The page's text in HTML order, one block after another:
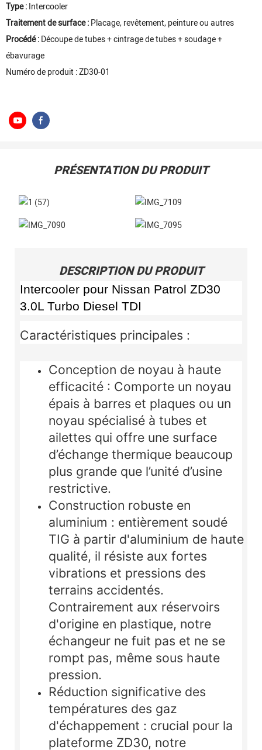
Type :Intercooler
Traitement de surface :Placage, revêtement, peinture ou autres
Procédé :Découpe de tubes + cintrage de tubes + soudage +
ébavurage
Numéro de produit : ZD30-01
PRÉSENTATION DU PRODUIT
DESCRIPTION DU PRODUIT
Intercooler pour Nissan Patrol ZD30
3.0L Turbo Diesel TDI
Caractéristiques principales :
Conception de noyau à haute
efficacité : Comporte un noyau
épais à barres et plaques ou un
noyau spécialisé à tubes et
ailettes qui offre une surface
d’échange thermique beaucoup
plus grande que l’unité d’usine
restrictive.
Construction robuste en
aluminium : entièrement soudé
TIG à partir d'aluminium de haute
qualité, il résiste aux fortes
vibrations et pressions des
terrains accidentés.
Contrairement aux réservoirs
d'origine en plastique, notre
échangeur ne fuit pas et ne se
rompt pas, même sous haute
pression.
Réduction significative des
températures des gaz
d'échappement : crucial pour la
plateforme ZD30, notre